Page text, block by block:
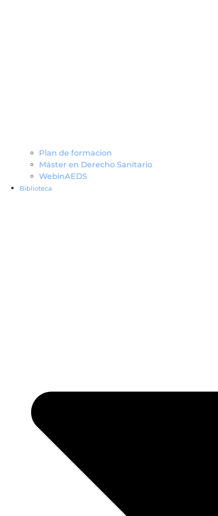
Plan de formacion
Máster en Derecho Sanitario
WebinAEDS
Biblioteca